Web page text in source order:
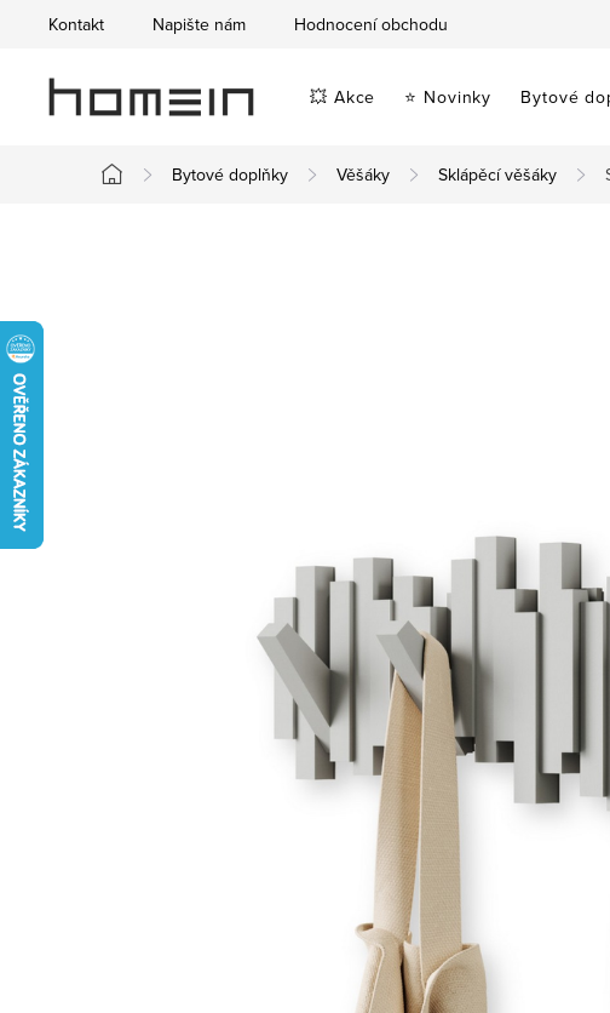
obsah
Kontakt Napište nám Hodnocení obchodu
💥 Akce ⭐ Novinky Bytové
Domů
Bytové doplňky Věšáky Sklápěcí věšáky